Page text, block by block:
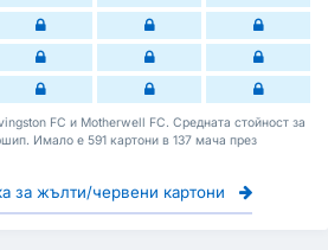
FC и Motherwell FC. Средната стойност за
Имало е 591 картони в 137 мача през
за жълти/червени картони